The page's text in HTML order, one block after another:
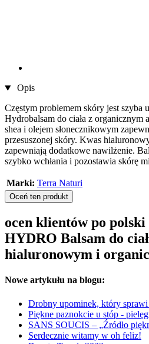
Opis
Częstym problemem skóry jest szyba
Hydrobalsam do ciała z organicznym
shea i olejem słonecznikowym
przesuszonej skóry. Kwas
zapewniają dodatkowe nawilżenie.
szybko wchłania i pozostawia skórę
Marki: Terra Naturi
Oceń ten produkt
ocen klientów po
HYDRO Balsam do
hialuronowym i
Nowe artykułu na blogu:
Drobny upominek, który sprawi
Piękne paznokcie u stóp -
SANS SOUCIS – „Źródło
Serdecznie witamy w oh feliz!